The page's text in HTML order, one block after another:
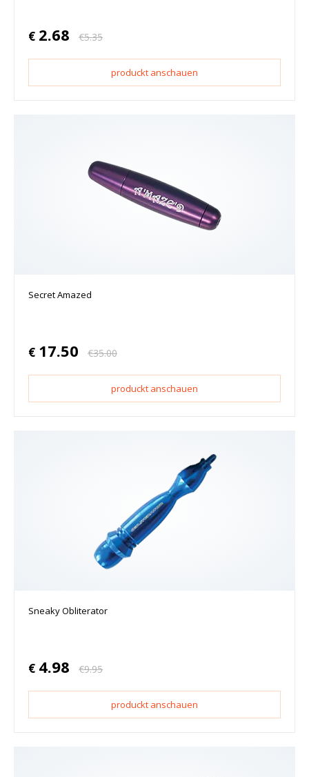
€ 2.68 €5.35
produckt anschauen
Secret Amazed
€ 17.50 €35.00
produckt anschauen
Sneaky Obliterator
€ 4.98 €9.95
produckt anschauen